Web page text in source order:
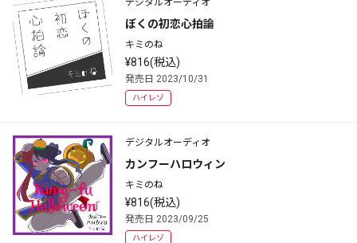
デジタルオーディオ
ぼくの初恋心拍論
キミのね
¥816(税込)
発売日 2023/10/31
ハイレゾ
デジタルオーディオ
カンフーハロウィン
キミのね
¥816(税込)
発売日 2023/09/25
ハイレゾ